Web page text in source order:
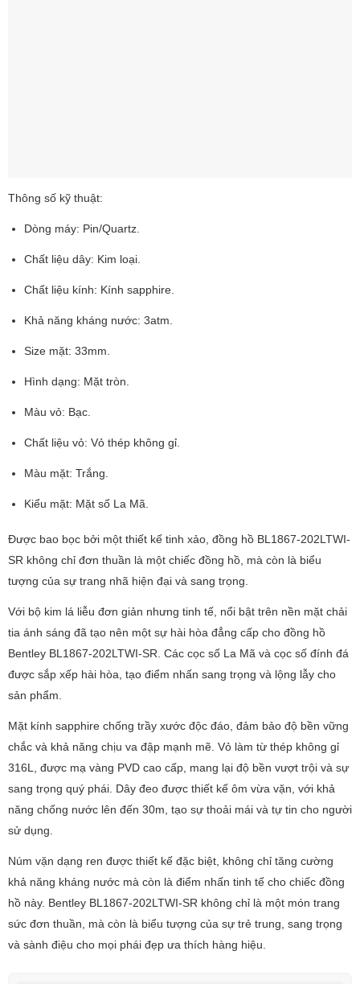
Thông số kỹ thuật:
Dòng máy: Pin/Quartz.
Chất liệu dây: Kim loại.
Chất liệu kính: Kính sapphire.
Khả năng kháng nước: 3atm.
Size mặt: 33mm.
Hình dạng: Mặt tròn.
Màu vỏ: Bạc.
Chất liệu vỏ: Vỏ thép không gỉ.
Màu mặt: Trắng.
Kiểu mặt: Mặt số La Mã.
Được bao bọc bởi một thiết kế tinh xảo, đồng hồ BL1867-202LTWI-
SR không chỉ đơn thuần là một chiếc đồng hồ, mà còn là biểu
tượng của sự trang nhã hiện đại và sang trọng.
Với bộ kim lá liễu đơn giản nhưng tinh tế, nổi bật trên nền mặt chải
tia ánh sáng đã tạo nên một sự hài hòa đẳng cấp cho đồng hồ
Bentley BL1867-202LTWI-SR. Các cọc số La Mã và cọc số đính đá
được sắp xếp hài hòa, tạo điểm nhấn sang trọng và lộng lẫy cho
sản phẩm.
Mặt kính sapphire chống trầy xước độc đáo, đảm bảo độ bền vững
chắc và khả năng chịu va đập mạnh mẽ. Vỏ làm từ thép không gỉ
316L, được mạ vàng PVD cao cấp, mang lại độ bền vượt trội và sự
sang trọng quý phái. Dây đeo được thiết kế ôm vừa vặn, với khả
năng chống nước lên đến 30m, tạo sự thoải mái và tự tin cho người
sử dụng.
Núm vặn dạng ren được thiết kế đặc biệt, không chỉ tăng cường
khả năng kháng nước mà còn là điểm nhấn tinh tế cho chiếc đồng
hồ này. Bentley BL1867-202LTWI-SR không chỉ là một món trang
sức đơn thuần, mà còn là biểu tượng của sự trẻ trung, sang trọng
và sành điệu cho mọi phái đẹp ưa thích hàng hiệu.